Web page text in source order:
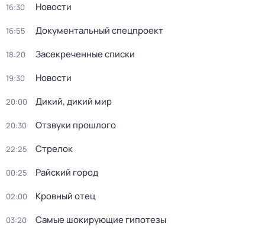
16:30 Новости
16:55 Документальный спецпроект
18:20 Зacекрeченные cписки
19:30 Новости
20:00 Дикий, дикий мир
20:30 Oтзвуки прошлoго
22:25 Стрелок
00:25 Райский город
02:00 Кровный отец
03:20 Самые шoкиpующие гипотезы